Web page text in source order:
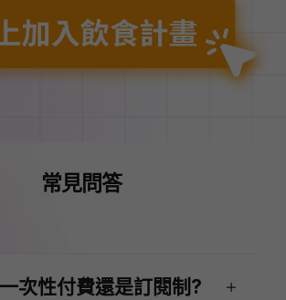
常見問答
次性付費還是訂閱制?